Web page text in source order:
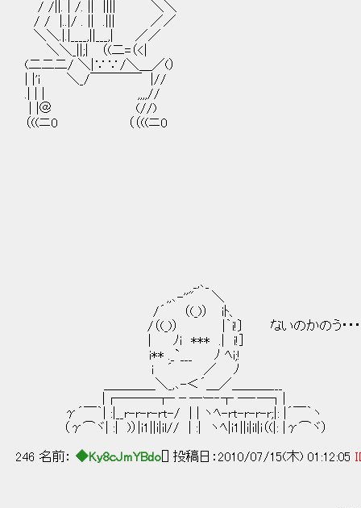
/ /||. | /. || |||| ＼＼
/ / |..|/ . || .||| ／／
＼＼.|.|____,||___,| ／／
＼＼_||;| （(二=（<|
(二二二/ ＼|∵∵/＼＿／(）
| |'i ＼_/￣￣￣￣ |//
.| | | ,,,,//
| |＠ (//)
（((ニ0 （（((ニ0
_,､_
,,､-''" ＼
/´ （(_)） iﾄ、
/（(_)） |｀i!〕 ないのかのう・・・・・ワシのよ
| ﾉi *** .| i!]
i** ._`___ ﾉ ﾍi;!
i ´ ／ ﾉ
＿＿＿＿＼_,､-＜´＿／＿＿＿___
|┌───┬‐－─ー‐┬ ─‐─┐|
γ´￣｀| :|__r-r-r-rt-/ | | ヽﾍ-rt-r-r-r;|: |´￣｀ヽ
（γ⌒ヾ| :| )）|i1||i|il// | :| ヽﾍ|i1||i|il|i（(|: |γ⌒ヾ）
246 名前： ◆Ky8cJmYBdo [] 投稿日：2010/07/15(木) 01:12:05